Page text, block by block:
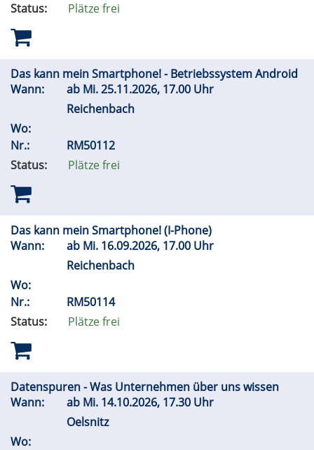
Status:
Plätze frei
Das kann mein Smartphone! - Betriebssystem Android
Wann:
ab Mi.25.11.2026, 17.00 Uhr
Reichenbach
Wo:
Nr.:
RM50112
Status:
Plätze frei
Das kann mein Smartphone! (I-Phone)
Wann:
ab Mi. 16.09.2026, 17.00 Uhr
Reichenbach
Wo:
Nr.:
RM50114
Status:
Plätze frei
Datenspuren - Was Unternehmen über uns wissen
Wann:
ab Mi. 14.10.2026, 17.30 Uhr
Oelsnitz
Wo: